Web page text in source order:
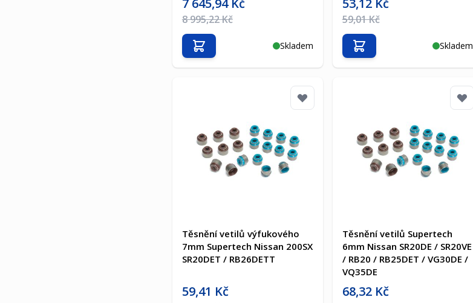
7 645,94 Kč
Běžná cena
8 995,22 Kč
Skladem
Přidat do košíku
53,12 Kč
Běžná cena
59,01 Kč
Skladem
Přidat do košíku
Těsnění vetilů výfukového
7mm Supertech Nissan 200SX
SR20DET / RB26DETT
Akční cena
59,41 Kč
Těsnění vetilů Supertech
6mm Nissan SR20DE / SR20VE
/ RB20 / RB25DET / VG30DE /
VQ35DE
Akční cena
68,32 Kč